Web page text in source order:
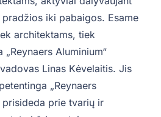
iki pabaigos. Esame
architektams, tiek
Aluminium“
Linas Kėvelaitis. Jis
„Reynaers
prisideda prie tvarių ir